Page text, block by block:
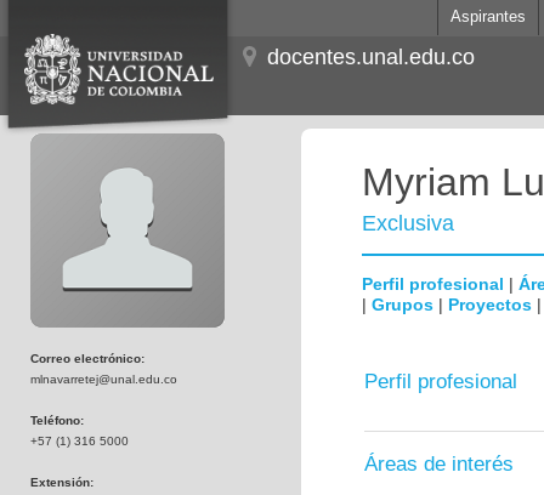
Aspirantes
docentes.unal.edu.co
Correo electrónico:
mlnavarretej@unal.edu.co
Teléfono:
+57 (1) 316 5000
Extensión:
Myriam
Exclusiva
Perfil profesional |
| Grupos | Proyectos
Perfil profesional
Áreas de interés